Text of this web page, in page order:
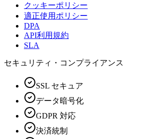
クッキーポリシー
適正使用ポリシー
DPA
API利用規約
SLA
セキュリティ・コンプライアンス
SSL セキュア
データ暗号化
GDPR 対応
決済統制